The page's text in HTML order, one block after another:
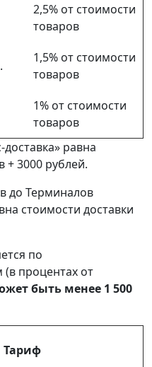
2,5% от стоимости
товаров
1,5% от стоимости
товаров
1% от стоимости
товаров
доставка» равна
+ 3000 рублей.
до Терминалов
стоимости доставки
по
процентах от
быть менее 1 500
Тариф